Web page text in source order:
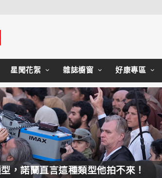
星聞花絮 雜誌櫥窗 好康專區
，諾蘭直言這種類型他拍不來！